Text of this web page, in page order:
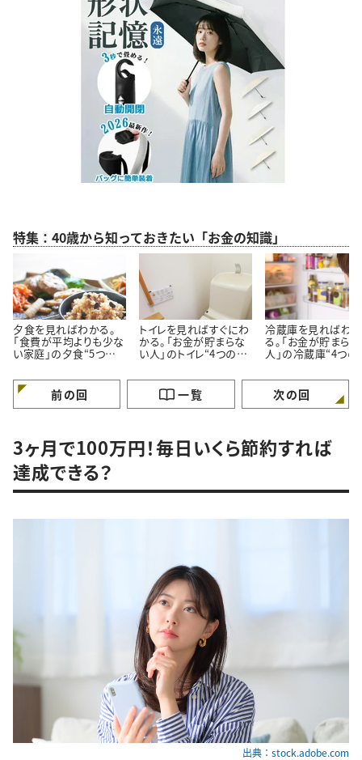
特集：40歳から知っておきたい「お金の知識」
夕食を見ればわかる。
「食費が平均よりも少な
い家庭」の夕食“5つの
トイレを見ればすぐにわ
かる。「お金が貯まらな
い人」のトイレ“4つの特
冷蔵庫を見ればわか
る。「お金が貯まら
人」の冷蔵庫“4つの
前の回 一覧 次の回
3ヶ月で100万円！毎日いくら節約すれば
達成できる？
出典：stock.adobe.com